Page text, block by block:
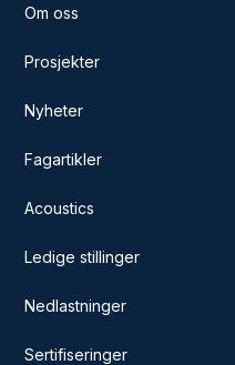
Om oss
Prosjekter
Nyheter
Fagartikler
Acoustics
Ledige stillinger
Nedlastninger
Sertifiseringer